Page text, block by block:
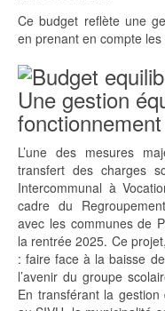
Ce budget reflète une
en prenant en compte
Une gestion
L’une des mesures
transfert des charges
Intercommunal à
cadre du
avec les communes de
la rentrée 2025. Ce
: faire face à la baisse
l’avenir du groupe
En transférant la gestion